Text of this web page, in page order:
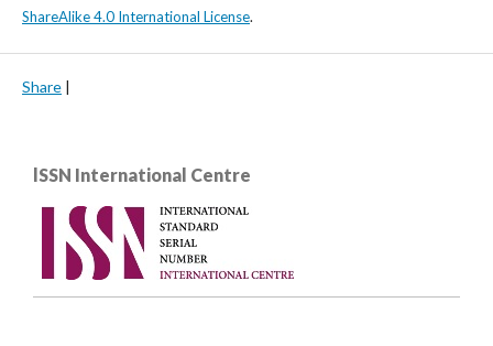
ShareAlike 4.0 International License.
Share |
lSSN International Centre